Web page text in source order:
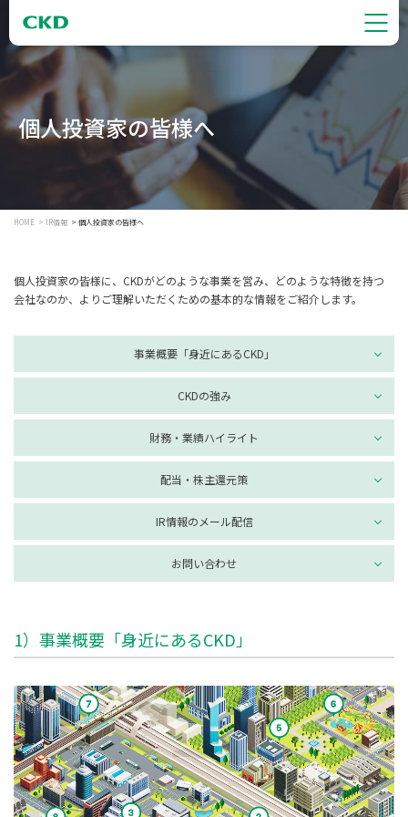
個人投資家の皆様へ
HOME IR情報 個人投資家の皆様へ
個人投資家の皆様に、CKDがどのような事業を営み、どのような特徴を持つ
会社なのか、よりご理解いただくための基本的な情報をご紹介します。
事業概要「身近にあるCKD」
CKDの強み
財務・業績ハイライト
配当・株主還元策
IR情報のメール配信
お問い合わせ
1）事業概要「身近にあるCKD」